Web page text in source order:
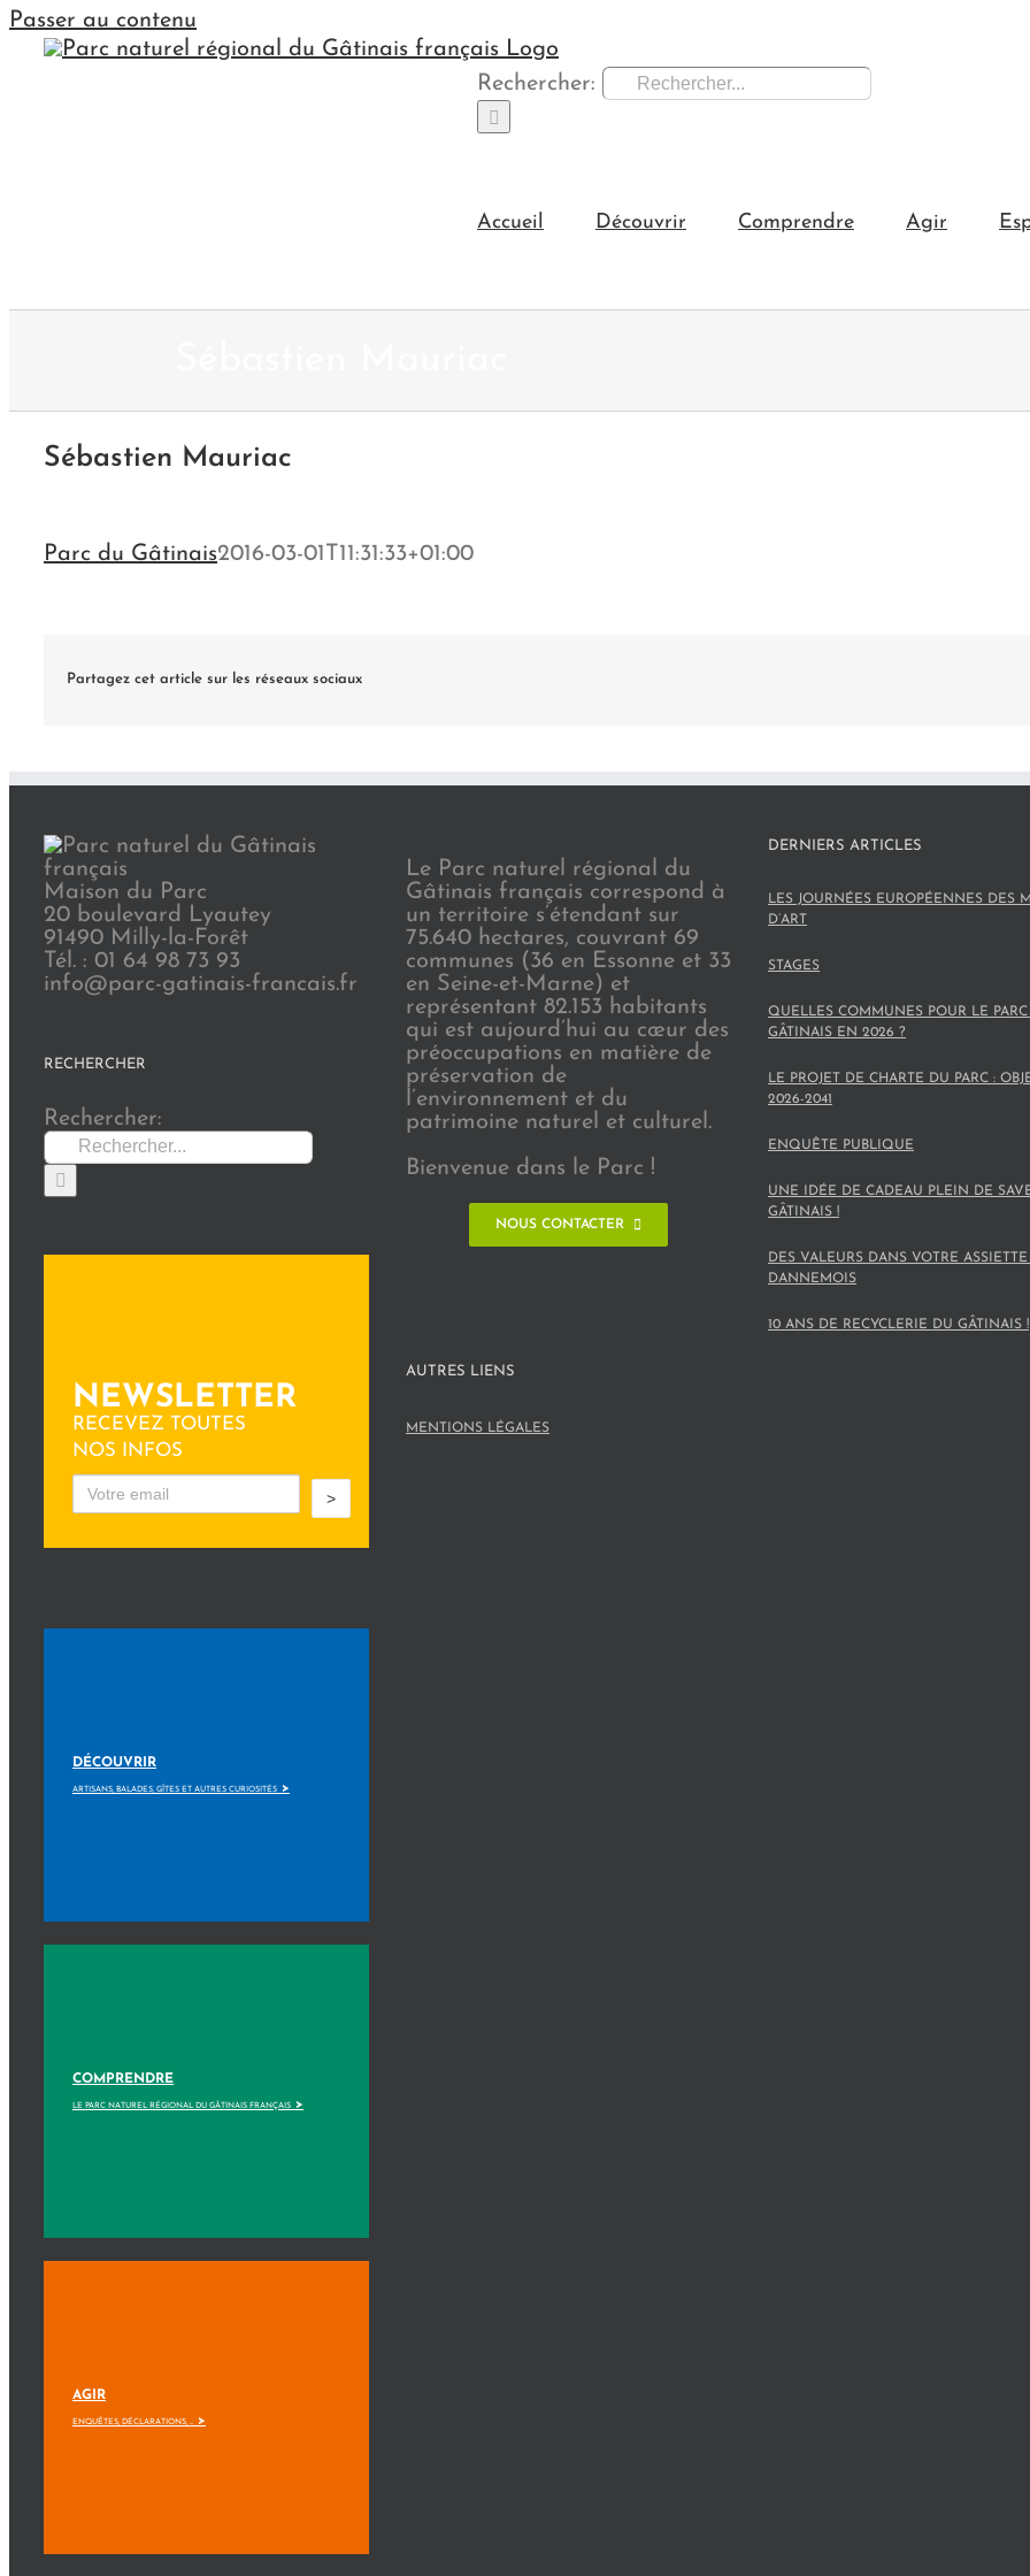
Passer au contenu
Rechercher:
Accueil Découvrir Comprendre Agir
Sébastien Mauriac
Parc du Gâtinais2016-03-01T11:31:33+01:00
Partagez cet article sur les réseaux sociaux
Maison du Parc
20 boulevard Lyautey
91490 Milly-la-Forêt
Tél. : 01 64 98 73 93
info@parc-gatinais-francais.fr
RECHERCHER
Rechercher:
NEWSLETTER
RECEVEZ TOUTES
NOS INFOS
>
DÉCOUVRIR
ARTISANS, BALADES, GÎTES ET AUTRES CURIOSITÉS >
COMPRENDRE
LE PARC NATUREL RÉGIONAL DU GÂTINAIS FRANÇAIS >
AGIR
ENQUÊTES, DÉCLARATIONS, ... >
Le Parc naturel régional du
Gâtinais français correspond à
un territoire s’étendant sur
75.640 hectares, couvrant 69
communes (36 en Essonne et 33
en Seine-et-Marne) et
représentant 82.153 habitants
qui est aujourd’hui au cœur des
préoccupations en matière de
préservation de
l’environnement et du
patrimoine naturel et culturel.
Bienvenue dans le Parc !
NOUS CONTACTER
DERNIERS ARTICLES
LES JOURNÉES EUROPÉENNES DES
D’ART
STAGES
QUELLES COMMUNES POUR LE PARC
GÂTINAIS EN 2026 ?
LE PROJET DE CHARTE DU PARC :
2026-2041
ENQUÊTE PUBLIQUE
UNE IDÉE DE CADEAU PLEIN DE
GÂTINAIS !
DES VALEURS DANS VOTRE
DANNEMOIS
10 ANS DE RECYCLERIE DU GÂTINAIS !
AUTRES LIENS
MENTIONS LÉGALES